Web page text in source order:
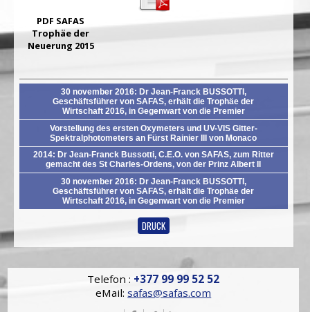
PDF SAFAS
Trophäe der
Neuerung 2015
30 november 2016: Dr Jean-Franck BUSSOTTI,
Geschäftsführer von SAFAS, erhält die Trophäe der
Wirtschaft 2016, in Gegenwart von die Premier
Vorstellung des ersten Oxymeters und UV-VIS Gitter-
Spektralphotometers an Fürst Rainier III von Monaco
2014: Dr Jean-Franck Bussotti, C.E.O. von SAFAS, zum Ritter
gemacht des St Charles-Ordens, von der Prinz Albert II
30 november 2016: Dr Jean-Franck BUSSOTTI,
Geschäftsführer von SAFAS, erhält die Trophäe der
Wirtschaft 2016, in Gegenwart von die Premier
DRUCK
Telefon : +377 99 99 52 52
eMail:safas@safas.com